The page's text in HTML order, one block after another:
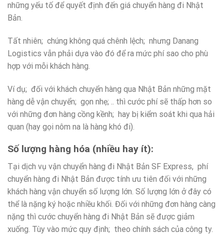
những yếu tố để quyết định đến giá chuyển hàng đi Nhật
Bản.
Tất nhiên; chúng không quá chênh lệch; nhưng Danang
Logistics vẫn phải dựa vào đó để ra mức phí sao cho phù
hợp với mỗi khách hàng.
Ví dụ; đối với khách chuyển hàng qua Nhật Bản những mặt
hàng dễ vận chuyển; gọn nhẹ; .. thì cước phí sẽ thấp hơn so
với những đơn hàng cồng kềnh; hay bị kiểm soát khi qua hải
quan (hay gọi nôm na là hàng khó đi).
Số lượng hàng hóa (nhiều hay ít):
Tại dịch vụ vận chuyển hàng đi Nhật Bản SF Express, phí
chuyển hàng đi Nhật Bản được tính ưu tiên đối với những
khách hàng vận chuyển số lượng lớn. Số lượng lớn ở đây có
thể là nặng ký hoặc nhiều khối. Đối với những đơn hàng càng
nặng thì cước chuyển hàng đi Nhật Bản sẽ được giảm
xuống. Tùy vào mức quy định; theo chính sách của công ty.